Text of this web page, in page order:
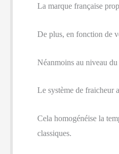
La marque française
De plus, en fonction de
Néanmoins au niveau
Le système de fraicheur
Cela homogénéise la
classiques.